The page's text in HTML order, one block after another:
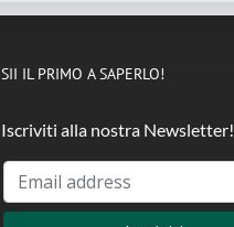
SII IL PRIMO A SAPERLO!
Iscriviti alla nostra Newsletter!